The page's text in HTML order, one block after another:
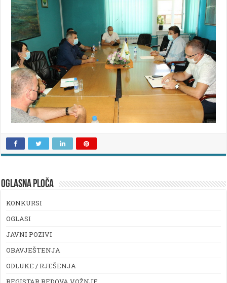
OGLASNA PLOČA
KONKURSI
OGLASI
JAVNI POZIVI
OBAVJEŠTENJA
ODLUKE / RJEŠENJA